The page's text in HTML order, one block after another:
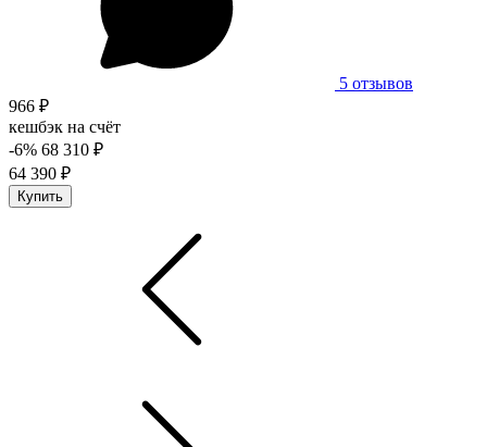
5 отзывов
966 ₽
кешбэк на счёт
-6% 68 310 ₽
64 390 ₽
Купить